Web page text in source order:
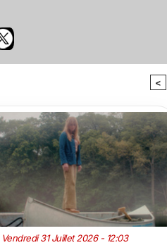
<
Vendredi 31 Juillet 2026 - 12:03